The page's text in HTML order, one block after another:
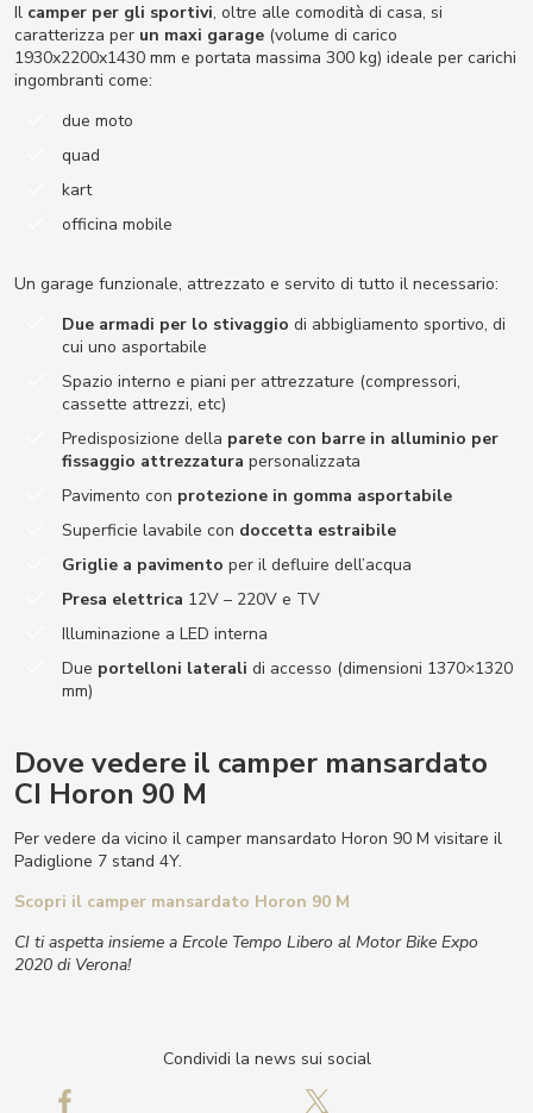
Il camper per gli sportivi, oltre alle comodità di casa, si
caratterizza per un maxi garage (volume di carico
1930x2200x1430 mm e portata massima 300 kg) ideale per carichi
ingombranti come:
due moto
quad
kart
officina mobile
Un garage funzionale, attrezzato e servito di tutto il necessario:
Due armadi per lo stivaggio di abbigliamento sportivo, di
cui uno asportabile
Spazio interno e piani per attrezzature (compressori,
cassette attrezzi, etc)
Predisposizione della parete con barre in alluminio per
fissaggio attrezzatura personalizzata
Pavimento con protezione in gomma asportabile
Superficie lavabile con doccetta estraibile
Griglie a pavimento per il defluire dell’acqua
Presa elettrica 12V – 220V e TV
Illuminazione a LED interna
Due portelloni laterali di accesso (dimensioni 1370×1320
mm)
Dove vedere il camper mansardato
CI Horon 90 M
Per vedere da vicino il camper mansardato Horon 90 M visitare il
Padiglione 7 stand 4Y.
Scopri il camper mansardato Horon 90 M
CI ti aspetta insieme a Ercole Tempo Libero al Motor Bike Expo
2020 di Verona!
Condividi la news sui social